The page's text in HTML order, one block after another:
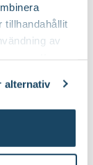
tillhandahållit
av
alternativ